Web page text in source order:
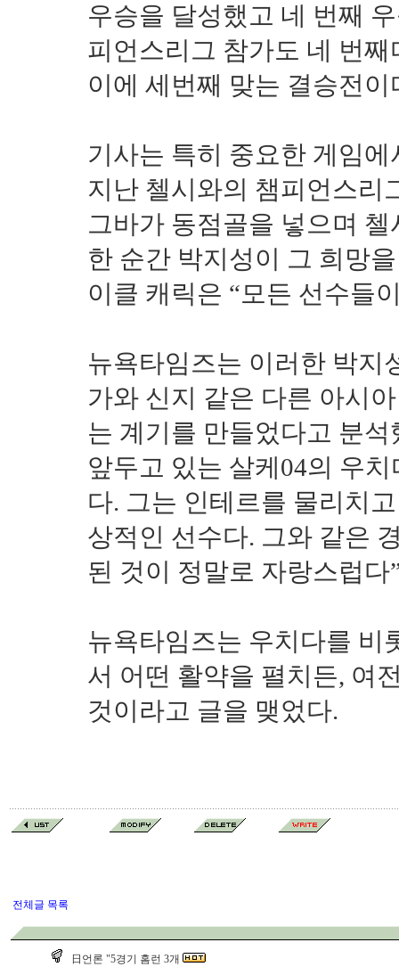
우승을 달성했고 네 번째
피언스리그 참가도 네 번
이에 세번째 맞는 결승전이
기사는 특히 중요한 게임
지난 첼시와의 챔피언스리
그바가 동점골을 넣으며
한 순간 박지성이 그 희망
이클 캐릭은 “모든 선수들
뉴욕타임즈는 이러한 박지
가와 신지 같은 다른 아시
는 계기를 만들었다고 분
앞두고 있는 살케04의 우
다. 그는 인테르를 물리치
상적인 선수다. 그와 같은
된 것이 정말로 자랑스럽다
뉴욕타임즈는 우치다를 비
서 어떤 활약을 펼치든, 여
것이라고 글을 맺었다.
전체글 목록
日언론 "5경기 홈런 3개